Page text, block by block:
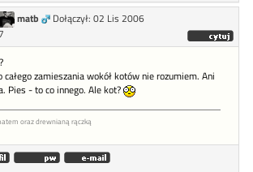
matb
Dołączył: 02 Lis 2006
zamieszania wokół kotów nie rozumiem. Ani
Pies - to co innego. Ale kot?
oraz drewnianą rączką